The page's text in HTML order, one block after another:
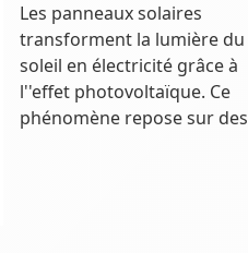
Les panneaux solaires
transforment la lumière du
soleil en électricité grâce à
l''effet photovoltaïque. Ce
phénomène repose sur des